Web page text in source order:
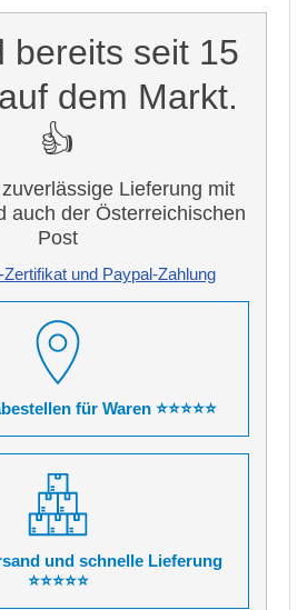
bereits seit 15
dem Markt.
👍
Lieferung mit
auch der Österreichischen
Post
und Paypal-Zahlung
für Waren ⭐⭐⭐⭐⭐
und schnelle Lieferung
⭐⭐⭐⭐⭐